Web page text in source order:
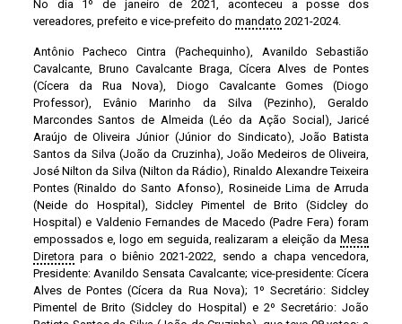
No dia 1º de janeiro de 2021, aconteceu a posse dos
vereadores, prefeito e vice-prefeito do mandato 2021-2024.
Antônio Pacheco Cintra (Pachequinho), Avanildo Sebastião
Cavalcante, Bruno Cavalcante Braga, Cícera Alves de Pontes
(Cícera da Rua Nova), Diogo Cavalcante Gomes (Diogo
Professor), Evânio Marinho da Silva (Pezinho), Geraldo
Marcondes Santos de Almeida (Léo da Ação Social), Jaricé
Araújo de Oliveira Júnior (Júnior do Sindicato), João Batista
Santos da Silva (João da Cruzinha), João Medeiros de Oliveira,
José Nilton da Silva (Nilton da Rádio), Rinaldo Alexandre Teixeira
Pontes (Rinaldo do Santo Afonso), Rosineide Lima de Arruda
(Neide do Hospital), Sidcley Pimentel de Brito (Sidcley do
Hospital) e Valdenio Fernandes de Macedo (Padre Fera) foram
empossados e, logo em seguida, realizaram a eleição daMesa
Diretorapara o biênio 2021-2022, sendo a chapa vencedora,
Presidente: Avanildo Sensata Cavalcante; vice-presidente: Cícera
Alves de Pontes (Cícera da Rua Nova); 1º Secretário: Sidcley
Pimentel de Brito (Sidcley do Hospital) e 2º Secretário: João